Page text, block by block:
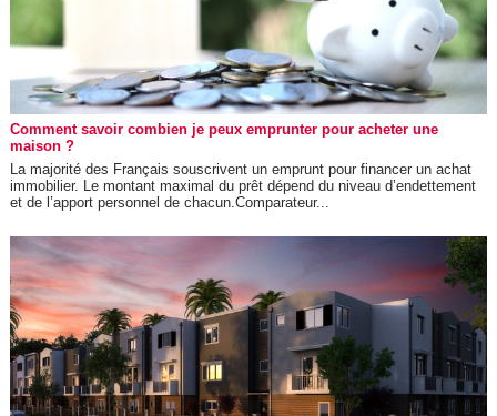
Comment savoir combien je peux emprunter pour acheter une
maison ?
La majorité des Français souscrivent un emprunt pour financer un achat
immobilier. Le montant maximal du prêt dépend du niveau d’endettement
et de l’apport personnel de chacun.Comparateur...